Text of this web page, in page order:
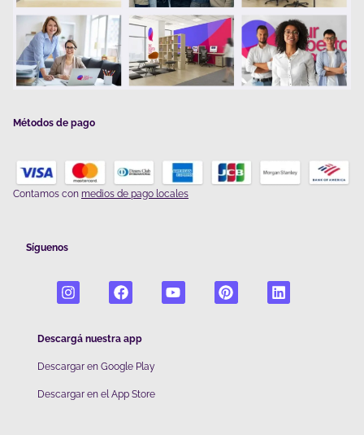
Métodos de pago
Contamos con medios de pago locales
Síguenos
Descargá nuestra app
Descargar en Google Play
Descargar en el App Store